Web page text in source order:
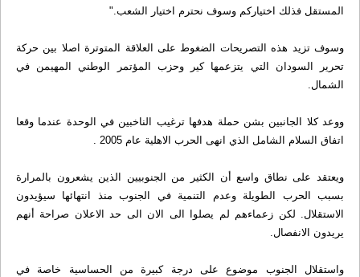
المستقل فذلك اختياركم وسوف نحترم اختيار الشعب."
وسوف تزيد هذه التصريحات الضغوط على العلاقة المتوترة اصلا بين حركة
تحرير السودان التي يتزعمها كير وحزب المؤتمر الوطني المهيمن في
الشمال.
ووعد كلا الجانبين بشن حملة هدفها ترغيب الناخبين في الوحدة عندما وقعا
اتفاق السلام الشامل الذي انهى الحرب الاهلية عام 2005 .
ويعتقد على نطاق واسع أن الكثير من الجنوبيين الذين يشعرون بالمرارة
بسبب الحرب الطويلة وعدم التنمية في الجنوب منذ انتهائها سيؤيدون
الاستقلال. لكن زعماءهم لم يصلوا الى الان الى حد الاعلان صراحة أنهم
يريدون الانفصال.
واستقلال الجنوب موضوع على درجة كبيرة من الحساسية خاصة في